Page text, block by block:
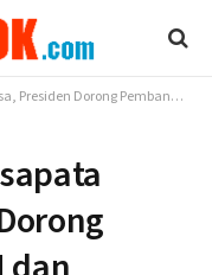
SDM dan Fasilitas Kesehatan